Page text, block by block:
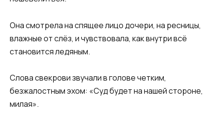
Она смотрела на спящее лицо дочери, на ресницы,
влажные от слёз, и чувствовала, как внутри всё
становится ледяным.
Слова свекрови звучали в голове четким,
безжалостным эхом: «Суд будет на нашей стороне,
милая».